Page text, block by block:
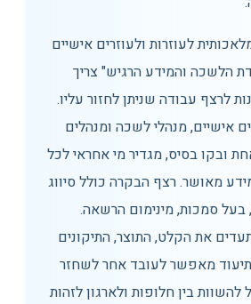
לעוזרות ולעוזרים אישיים
הלשכה והמידע הרגיש" צריך
לרצף עבודה שניתן לחזור עליו.
אישיים, מנהלי לשכה ומנהלים
ובקו בסיס, מגדיר מי אחראי לכל
מאושר. רצף הבקרה כולל סיווג
בעל סמכות, מינימום הרשאה.
את הקלט, התוצר, התיקונים
מאפשר לעובד אחר לשחזר
בין חלופות ולארגון לזהות